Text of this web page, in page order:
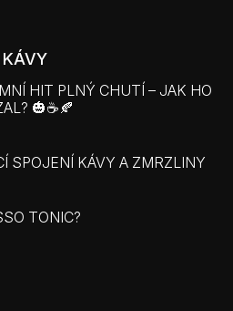
HIT PLNÝ CHUTÍ – JAK HO
🎃☕🍂
SPOJENÍ KÁVY A ZMRZLINY
TONIC?